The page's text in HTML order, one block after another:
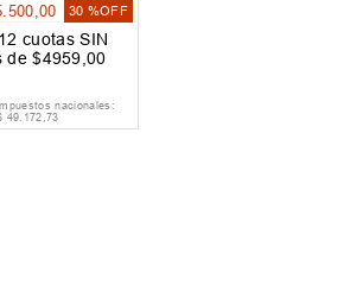
500 ,00 30 %OFF
12 cuotas SIN
de$4959 ,00
nacionales:
49. 172,73